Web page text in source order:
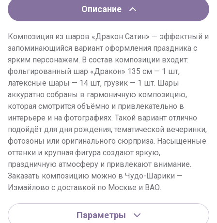
Описание
Композиция из шаров «Дракон Сатин» — эффектный и
запоминающийся вариант оформления праздника с
ярким персонажем. В состав композиции входит:
фольгированный шар «Дракон» 135 см — 1 шт,
латексные шары — 14 шт, грузик — 1 шт. Шары
аккуратно собраны в гармоничную композицию,
которая смотрится объёмно и привлекательно в
интерьере и на фотографиях. Такой вариант отлично
подойдёт для дня рождения, тематической вечеринки,
фотозоны или оригинального сюрприза. Насыщенные
оттенки и крупная фигура создают яркую,
праздничную атмосферу и привлекают внимание.
Заказать композицию можно в Чудо-Шарики —
Измайлово с доставкой по Москве и ВАО.
Параметры